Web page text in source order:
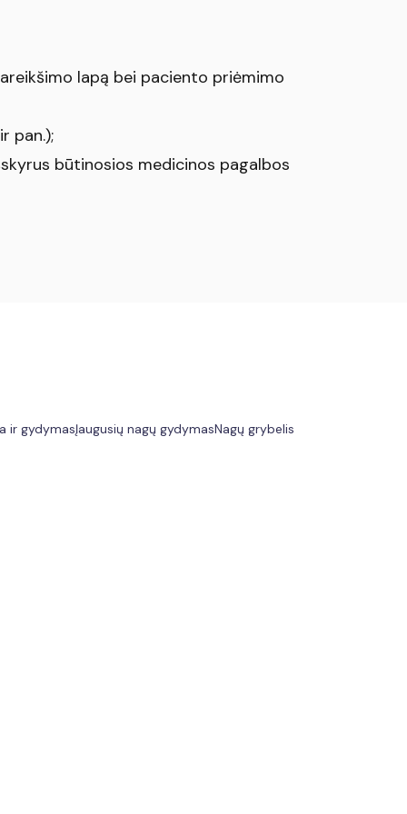
lapą bei paciento priėmimo
pan.);
būtinosios medicinos pagalbos
ir gydymasĮaugusių nagų gydymasNagų grybelis